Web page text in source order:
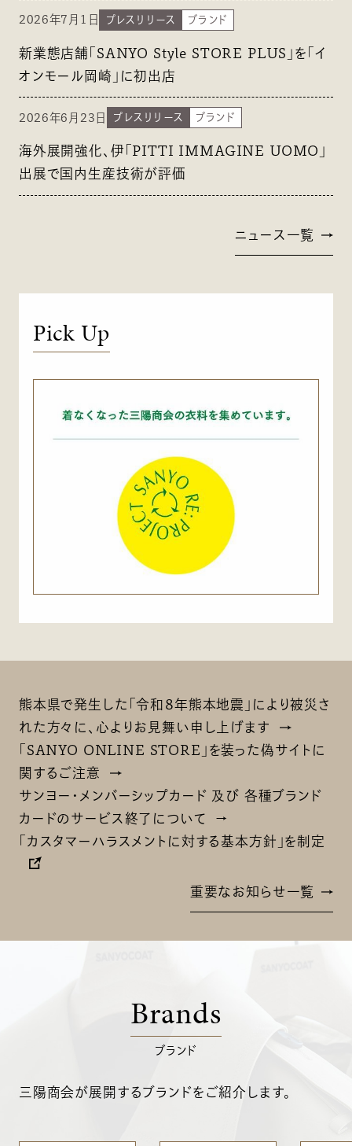
2026年7月1日 プレスリリース ブランド
新業態店舗「SANYO Style STORE PLUS」を「イ
オンモール岡崎」に初出店
2026年6月23日 プレスリリース ブランド
海外展開強化、伊「PITTI IMMAGINE UOMO」
出展で国内生産技術が評価
ニュース一覧
Pick Up
熊本県で発生した「令和８年熊本地震」により被災さ
れた方々に、心よりお見舞い申し上げます
「SANYO ONLINE STORE」を装った偽サイトに
関するご注意
サンヨー・メンバーシップカード 及び 各種ブランド
カードのサービス終了について
「カスタマーハラスメントに対する基本方針」を制定
重要なお知らせ一覧
ブランド
Brands
三陽商会が展開するブランドをご紹介します。